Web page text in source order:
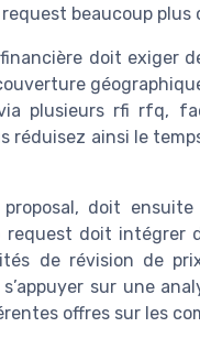
beaucoup plus
doit exiger
plusieurs rfi rfq,
réduisez ainsi le
doit
request doit intégrer
de révision de
sur une
offres sur les